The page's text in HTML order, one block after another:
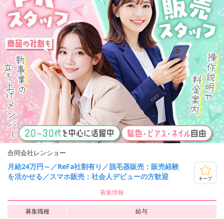
合同会社レンショー
月給24万円～／ReFa社割有り／脱毛器販売：販売経験
を活かせる／スマホ販売：社会人デビューの方歓迎
キープ
募集情報
募集職種
給与